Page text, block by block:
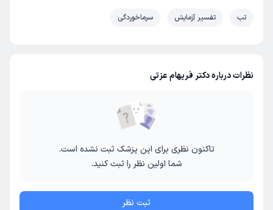
تب تفسیر آزمایش سرماخوردگی
نظرات درباره دکتر فریهام عزتی
تاکنون نظری برای این پزشک ثبت نشده است.
شما اولین نظر را ثبت کنید.
ثبت نظر